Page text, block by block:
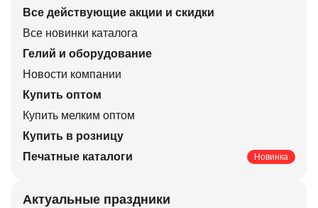
Все действующие акции и скидки
Все новинки каталога
Гелий и оборудование
Новости компании
Купить оптом
Купить мелким оптом
Купить в розницу
Печатные каталоги
Новинка
Актуальные праздники